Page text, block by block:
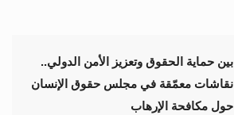
بين حماية الحقوق وتعزيز الأمن الدولي..
نقاشات معمّقة في مجلس حقوق الإنسان
حول مكافحة الإرهاب